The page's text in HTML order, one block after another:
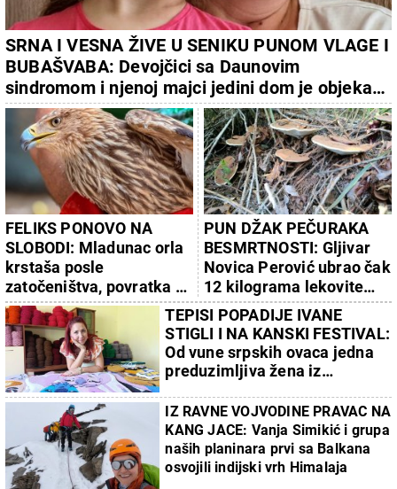
SRNA I VESNA ŽIVE U SENIKU PUNOM VLAGE I
BUBAŠVABA: Devojčici sa Daunovim
sindromom i njenoj majci jedini dom je objekat
nedostojan čoveka
FELIKS PONOVO NA
SLOBODI: Mladunac orla
krstaša posle
zatočeništva, povratka u
domovinu i oporavka u
ZOO vrtu Palić poleteo u
prirodu
PUN DŽAK PEČURAKA
BESMRTNOSTI: Gljivar
Novica Perović ubrao čak
12 kilograma lekovite
hrastove sjajnice (FOTO)
TEPISI POPADIJE IVANE
STIGLI I NA KANSKI FESTIVAL:
Od vune srpskih ovaca jedna
preduzimljiva žena iz
pravi čuda
IZ RAVNE VOJVODINE PRAVAC NA
KANG JACE: Vanja Simikić i grupa
naših planinara prvi sa Balkana
osvojili indijski vrh Himalaja